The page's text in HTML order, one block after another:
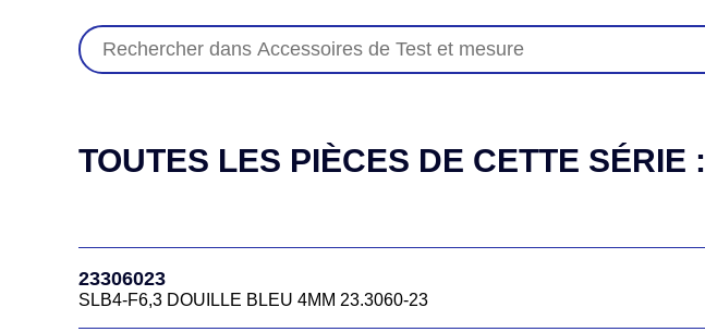
TOUTES LES PIÈCES DE CETTE SÉRIE :
23306023
SLB4-F6,3 DOUILLE BLEU 4MM 23.3060-23